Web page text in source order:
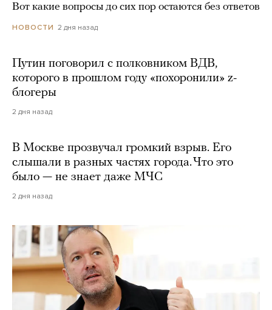
Вот какие вопросы до сих пор остаются без ответов
НОВОСТИ 2 дня назад
Путин поговорил с полковником ВДВ,
которого в прошлом году «похоронили» z-
блогеры
2 дня назад
В Москве прозвучал громкий взрыв. Его
слышали в разных частях города. Что это
было — не знает даже МЧС
2 дня назад